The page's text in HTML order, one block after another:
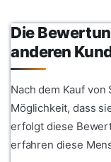
Die
anderen
Nach dem Kauf
Möglichkeit, dass
erfolgt diese
erfahren diese